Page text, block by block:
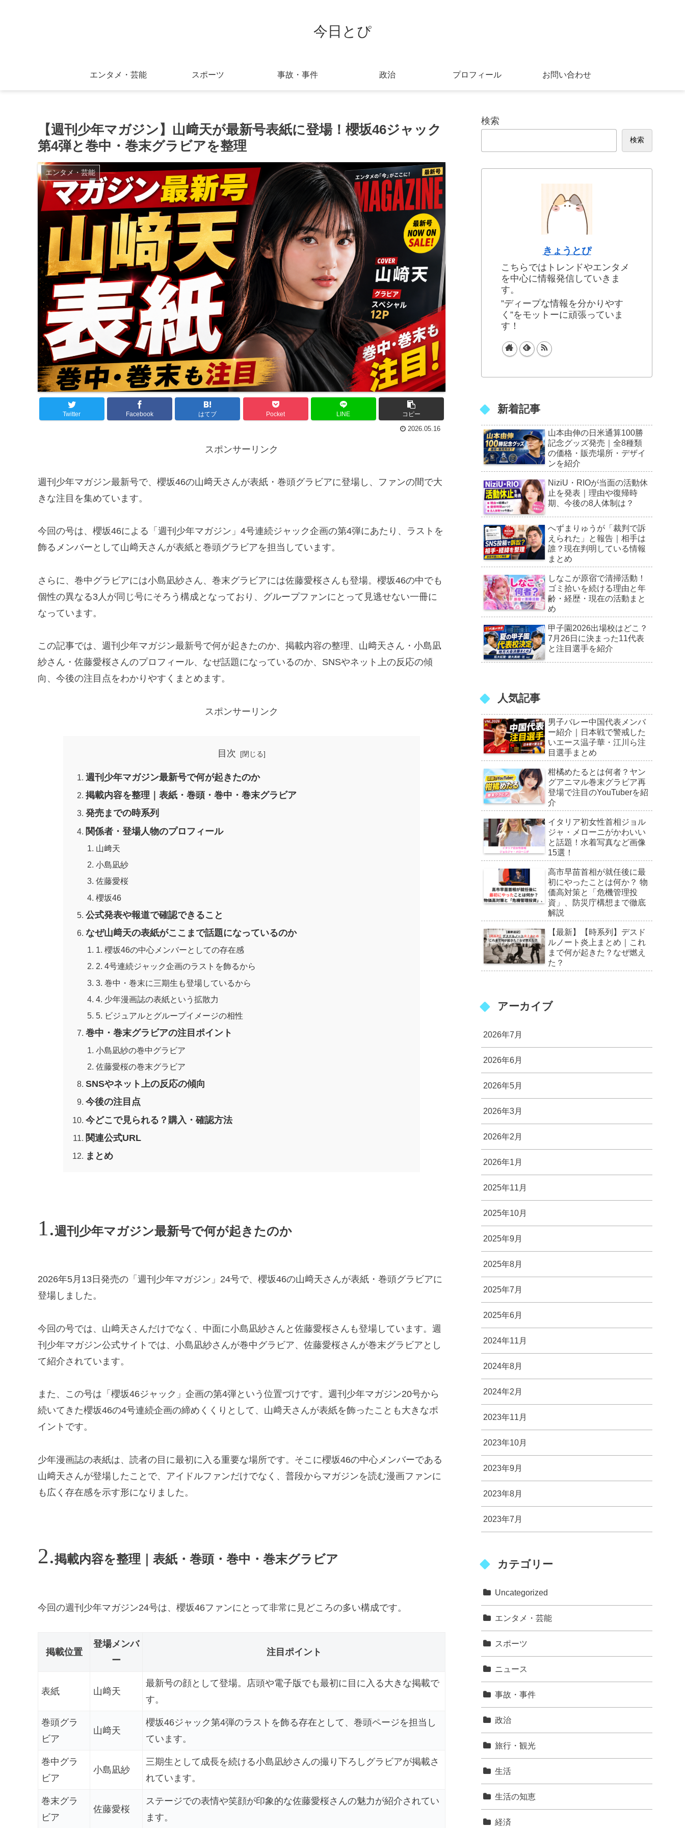
今日とぴ
エンタメ・芸能 スポーツ 事故・事件 政治 プロフィール お問い合わせ
【週刊少年マガジン】山﨑天が最新号表紙に登場！櫻坂46ジャック
第4弾と巻中・巻末グラビアを整理
エンタメ・芸能
Twitter Facebook はてブ Pocket LINE コピー
2026.05.16
スポンサーリンク
週刊少年マガジン最新号で、櫻坂46の山﨑天さんが表紙・巻頭グラビアに登場し、ファンの間で大
きな注目を集めています。
今回の号は、櫻坂46による「週刊少年マガジン」4号連続ジャック企画の第4弾にあたり、ラストを
飾るメンバーとして山﨑天さんが表紙と巻頭グラビアを担当しています。
さらに、巻中グラビアには小島凪紗さん、巻末グラビアには佐藤愛桜さんも登場。櫻坂46の中でも
個性の異なる3人が同じ号にそろう構成となっており、グループファンにとって見逃せない一冊に
なっています。
この記事では、週刊少年マガジン最新号で何が起きたのか、掲載内容の整理、山﨑天さん・小島凪
紗さん・佐藤愛桜さんのプロフィール、なぜ話題になっているのか、SNSやネット上の反応の傾
向、今後の注目点をわかりやすくまとめます。
スポンサーリンク
目次
週刊少年マガジン最新号で何が起きたのか
掲載内容を整理｜表紙・巻頭・巻中・巻末グラビア
発売までの時系列
関係者・登場人物のプロフィール
山﨑天
小島凪紗
佐藤愛桜
櫻坂46
公式発表や報道で確認できること
なぜ山﨑天の表紙がここまで話題になっているのか
1. 櫻坂46の中心メンバーとしての存在感
2. 4号連続ジャック企画のラストを飾るから
3. 巻中・巻末に三期生も登場しているから
4. 少年漫画誌の表紙という拡散力
5. ビジュアルとグループイメージの相性
巻中・巻末グラビアの注目ポイント
小島凪紗の巻中グラビア
佐藤愛桜の巻末グラビア
SNSやネット上の反応の傾向
今後の注目点
今どこで見られる？購入・確認方法
関連公式URL
まとめ
週刊少年マガジン最新号で何が起きたのか
2026年5月13日発売の「週刊少年マガジン」24号で、櫻坂46の山﨑天さんが表紙・巻頭グラビアに
登場しました。
今回の号では、山﨑天さんだけでなく、中面に小島凪紗さんと佐藤愛桜さんも登場しています。週
刊少年マガジン公式サイトでは、小島凪紗さんが巻中グラビア、佐藤愛桜さんが巻末グラビアとし
て紹介されています。
また、この号は「櫻坂46ジャック」企画の第4弾という位置づけです。週刊少年マガジン20号から
続いてきた櫻坂46の4号連続企画の締めくくりとして、山﨑天さんが表紙を飾ったことも大きなポ
イントです。
少年漫画誌の表紙は、読者の目に最初に入る重要な場所です。そこに櫻坂46の中心メンバーである
山﨑天さんが登場したことで、アイドルファンだけでなく、普段からマガジンを読む漫画ファンに
も広く存在感を示す形になりました。
掲載内容を整理｜表紙・巻頭・巻中・巻末グラビア
今回の週刊少年マガジン24号は、櫻坂46ファンにとって非常に見どころの多い構成です。
掲載位置
登場メンバ
ー
注目ポイント
表紙 山﨑天
最新号の顔として登場。店頭や電子版でも最初に目に入る大きな掲載で
す。
巻頭グラ
ビア
山﨑天
櫻坂46ジャック第4弾のラストを飾る存在として、巻頭ページを担当し
ています。
巻中グラ
ビア
小島凪紗
三期生として成長を続ける小島凪紗さんの撮り下ろしグラビアが掲載さ
れています。
巻末グラ
ビア
佐藤愛桜
ステージでの表情や笑顔が印象的な佐藤愛桜さんの魅力が紹介されてい
ます。
検索
検索
きょうとぴ
こちらではトレンドやエンタメ
を中心に情報発信していきま
す。
”ディープな情報を分かりやす
く”をモットーに頑張っていま
す！
新着記事
山本由伸の日米通算100勝
記念グッズ発売｜全8種類
の価格・販売場所・デザイ
ンを紹介
NiziU・RIOが当面の活動休
止を発表｜理由や復帰時
期、今後の8人体制は？
へずまりゅうが「裁判で訴
えられた」と報告｜相手は
誰？現在判明している情報
まとめ
しなこが原宿で清掃活動！
ゴミ拾いを続ける理由と年
齢・経歴・現在の活動まと
め
甲子園2026出場校はどこ？
7月26日に決まった11代表
と注目選手を紹介
人気記事
男子バレー中国代表メンバ
ー紹介｜日本戦で警戒した
いエース温子華・江川ら注
目選手まとめ
柑橘めたるとは何者？ヤン
グアニマル巻末グラビア再
登場で注目のYouTuberを紹
介
イタリア初女性首相ジョル
ジャ・メローニがかわいい
と話題！水着写真など画像
15選！
高市早苗首相が就任後に最
初にやったことは何か？ 物
価高対策と「危機管理投
資」、防災庁構想まで徹底
解説
【最新】【時系列】デスド
ルノート炎上まとめ｜これ
まで何が起きた？なぜ燃え
た？
アーカイブ
2026年7月
2026年6月
2026年5月
2026年3月
2026年2月
2026年1月
2025年11月
2025年10月
2025年9月
2025年8月
2025年7月
2025年6月
2024年11月
2024年8月
2024年2月
2023年11月
2023年10月
2023年9月
2023年8月
2023年7月
カテゴリー
Uncategorized
エンタメ・芸能
スポーツ
ニュース
事故・事件
政治
旅行・観光
生活
生活の知恵
経済